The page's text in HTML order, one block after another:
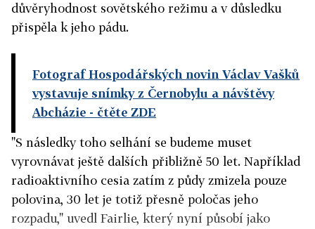
důvěryhodnost sovětského režimu a v důsledku
přispěla k jeho pádu.
Fotograf Hospodářských novin Václav Vašků
vystavuje snímky z Černobylu a návštěvy
Abcházie - čtěte ZDE
"S následky toho selhání se budeme muset
vyrovnávat ještě dalších přibližně 50 let. Například
radioaktivního cesia zatím z půdy zmizela pouze
polovina, 30 let je totiž přesně poločas jeho
rozpadu," uvedl Fairlie, který nyní působí jako